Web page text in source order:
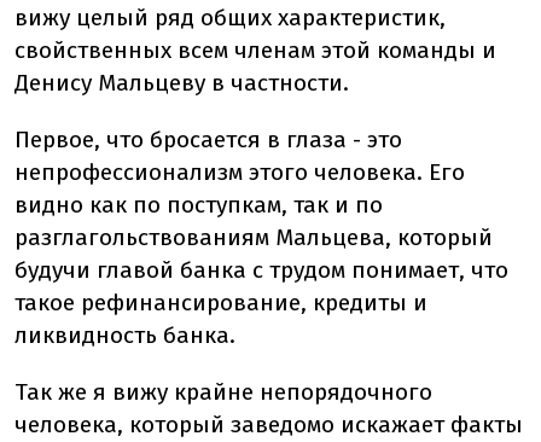
вижу целый ряд общих характеристик,
свойственных всем членам этой команды и
Денису Мальцеву в частности.
Первое, что бросается в глаза - это
непрофессионализм этого человека. Его
видно как по поступкам, так и по
разглагольствованиям Мальцева, который
будучи главой банка с трудом понимает, что
такое рефинансирование, кредиты и
ликвидность банка.
Так же я вижу крайне непорядочного
человека, который заведомо искажает факты